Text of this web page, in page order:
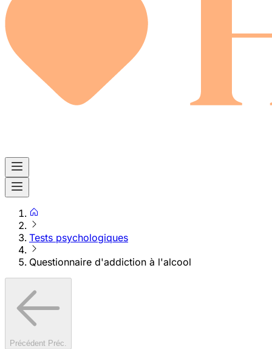
Tests psychologiques
Questionnaire d'addiction à l'alcool
Précédent Préc.